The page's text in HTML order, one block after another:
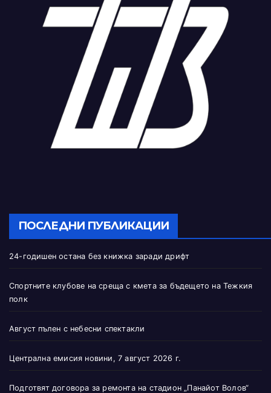
ПОСЛЕДНИ ПУБЛИКАЦИИ
24-годишен остана без книжка заради дрифт
Спортните клубове на среща с кмета за бъдещето на Тежкия
полк
Август пълен с небесни спектакли
Централна емисия новини, 7 август 2026 г.
Подготвят договора за ремонта на стадион „Панайот Волов“